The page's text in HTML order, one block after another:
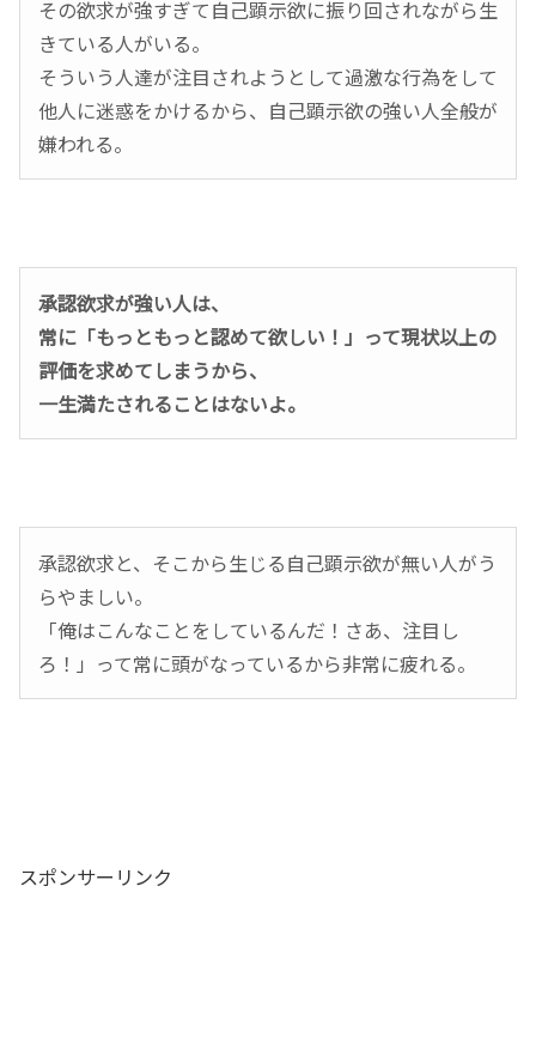
その欲求が強すぎて自己顕示欲に振り回されながら生
きている人がいる。
そういう人達が注目されようとして過激な行為をして
他人に迷惑をかけるから、自己顕示欲の強い人全般が
嫌われる。
承認欲求が強い人は、
常に「もっともっと認めて欲しい！」って現状以上の
評価を求めてしまうから、
一生満たされることはないよ。
承認欲求と、そこから生じる自己顕示欲が無い人がう
らやましい。
「俺はこんなことをしているんだ！さあ、注目し
ろ！」って常に頭がなっているから非常に疲れる。
スポンサーリンク